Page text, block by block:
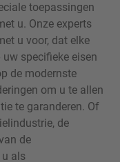
toepassingen
u. Onze experts
u voor, dat elke
specifieke eisen
de modernste
om u te allen
te garanderen. Of
de
de
u als